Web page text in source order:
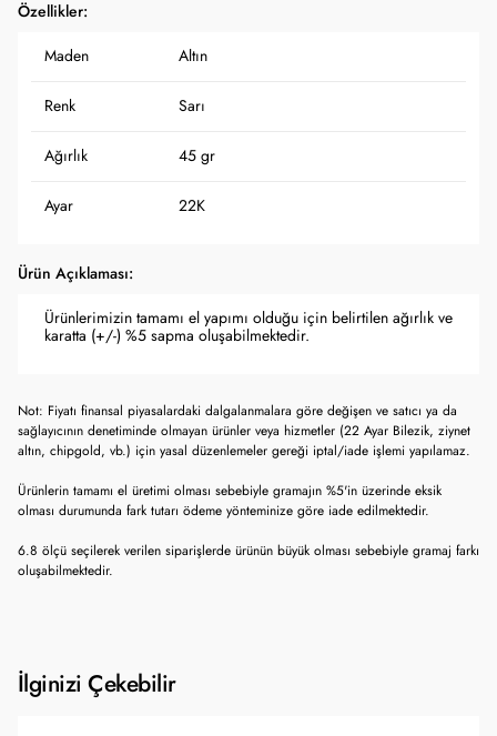
Özellikler:
Maden Altın
Renk Sarı
Ağırlık 45 gr
Ayar 22K
Ürün Açıklaması:
Ürünlerimizin tamamı el yapımı olduğu için belirtilen ağırlık ve
karatta (+/-) %5 sapma oluşabilmektedir.
Not: Fiyatı finansal piyasalardaki dalgalanmalara göre değişen ve satıcı ya da
sağlayıcının denetiminde olmayan ürünler veya hizmetler (22 Ayar Bilezik, ziynet
altın, chipgold, vb.) için yasal düzenlemeler gereği iptal/iade işlemi yapılamaz.
Ürünlerin tamamı el üretimi olması sebebiyle gramajın %5'in üzerinde eksik
olması durumunda fark tutarı ödeme yönteminize göre iade edilmektedir.
6.8 ölçü seçilerek verilen siparişlerde ürünün büyük olması sebebiyle gramaj farkı
oluşabilmektedir.
İlginizi Çekebilir